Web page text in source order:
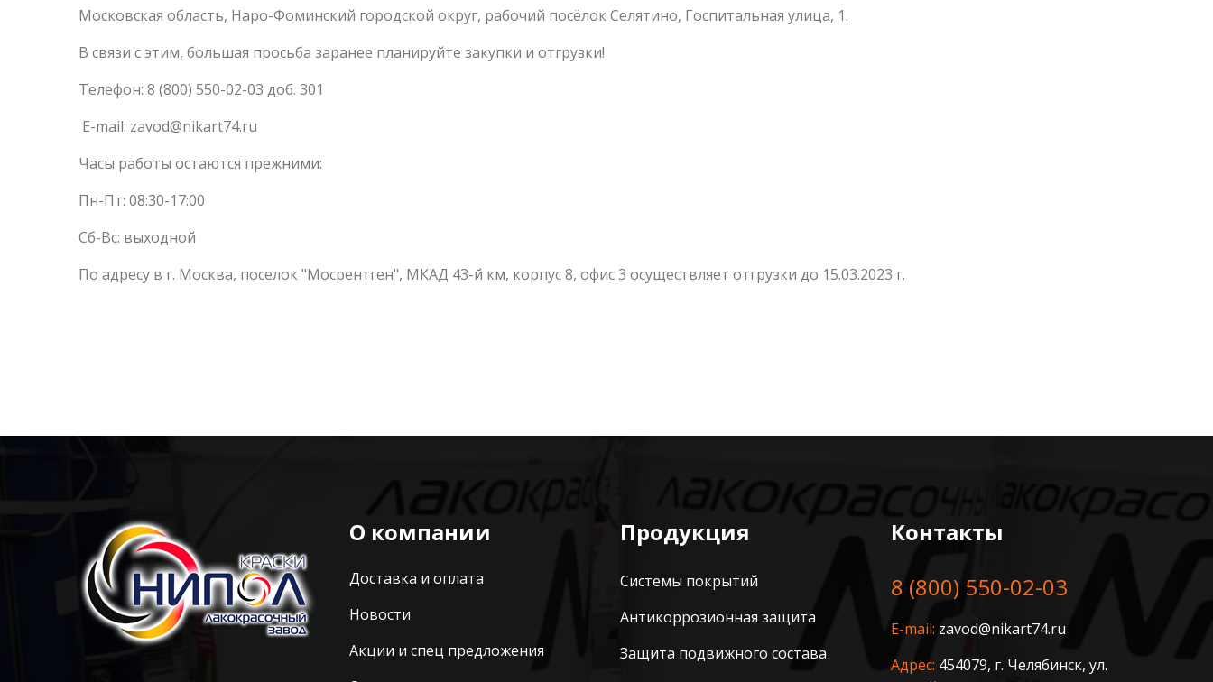
Московская область, Наро-Фоминский городской округ, рабочий посёлок Селятино, Госпитальная улица, 1.
В связи с этим, большая просьба заранее планируйте закупки и отгрузки!
Телефон: 8 (800) 550-02-03 доб. 301
E-mail: zavod@nikart74.ru
Часы работы остаются прежними:
Пн-Пт: 08:30-17:00
Сб-Вс: выходной
По адресу в г. Москва, поселок "Мосрентген", МКАД 43-й км, корпус 8, офис 3 осуществляет отгрузки до 15.03.2023 г.
О компании
Доставка и оплата
Новости
Акции и спец предложения
Продукция
Системы покрытий
Антикоррозионная защита
Защита подвижного состава
Контакты
8 (800) 550-02-03
E-mail: zavod@nikart74.ru
Адрес: 454079, г. Челябинск, ул.